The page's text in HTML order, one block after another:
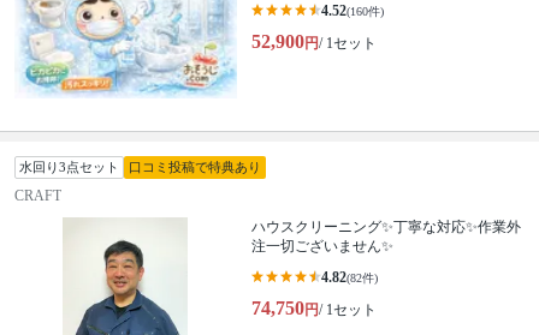
4.52(160件)
52,900円/ 1セット
水回り3点セット 口コミ投稿で特典あり
CRAFT
ハウスクリーニング✨丁寧な対応✨作業外
注一切ございません✨
4.82(82件)
74,750円/ 1セット